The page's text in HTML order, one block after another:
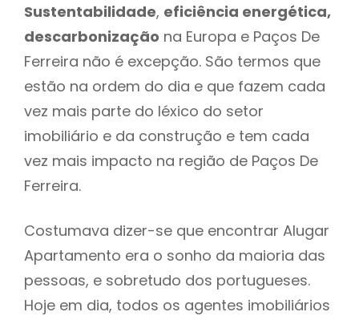
Sustentabilidade, eficiência energética,
descarbonização na Europa e Paços De
Ferreira não é excepção. São termos que
estão na ordem do dia e que fazem cada
vez mais parte do léxico do setor
imobiliário e da construção e tem cada
vez mais impacto na região de Paços De
Ferreira.
Costumava dizer-se que encontrar Alugar
Apartamento era o sonho da maioria das
pessoas, e sobretudo dos portugueses.
Hoje em dia, todos os agentes imobiliários